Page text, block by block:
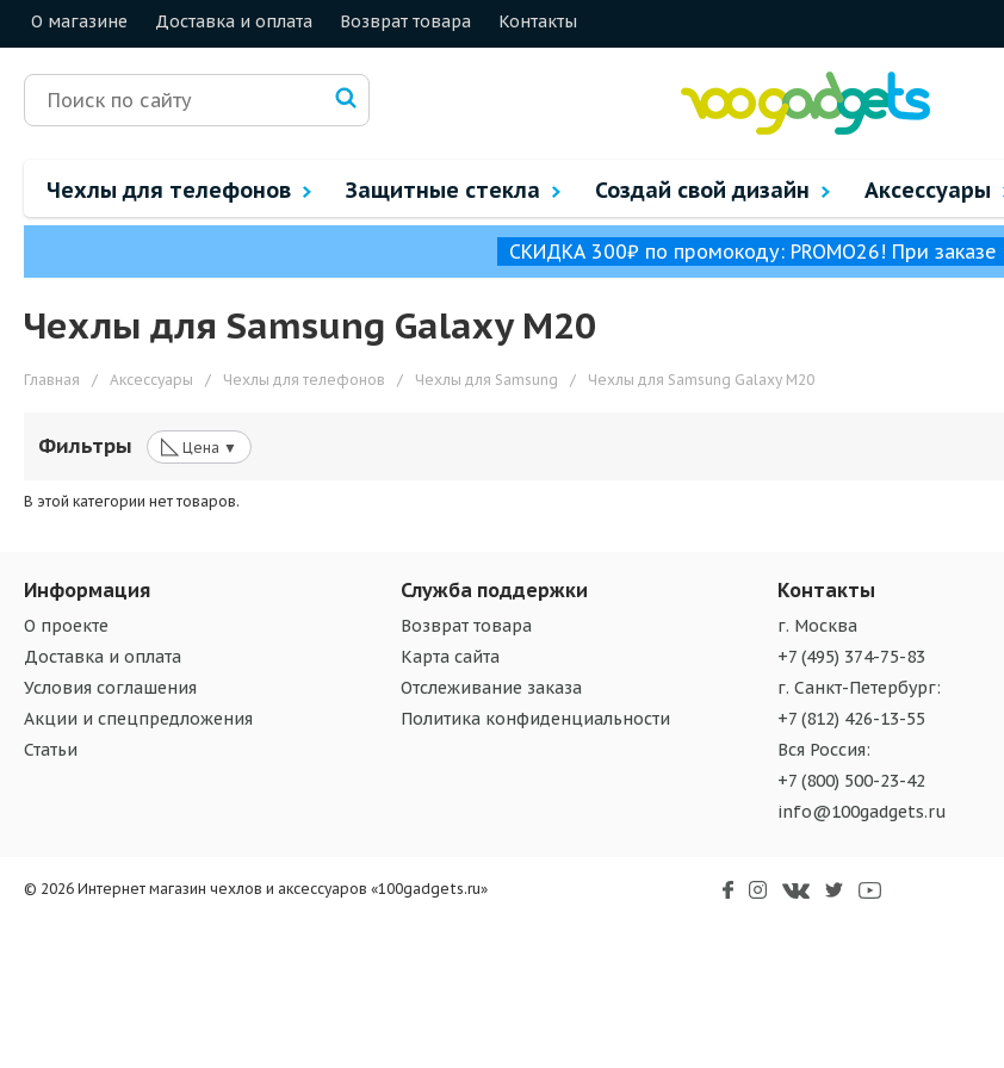
О магазине Доставка и оплата Возврат товара Контакты
Чехлы для телефонов Защитные стекла Создай свой дизайн Аксессуары
СКИДКА 300₽ по промокоду: PROMO26! При заказе
Чехлы для Samsung Galaxy M20
Главная / Аксессуары / Чехлы для телефонов / Чехлы для Samsung / Чехлы для Samsung Galaxy M20
Фильтры ◺ Цена ▼
В этой категории нет товаров.
Информация
О проекте
Доставка и оплата
Условия соглашения
Акции и спецпредложения
Статьи
Служба поддержки
Возврат товара
Карта сайта
Отслеживание заказа
Политика конфиденциальности
Контакты
г. Москва
+7 (495) 374-75-83
г. Санкт-Петербург:
+7 (812) 426-13-55
Вся Россия:
+7 (800) 500-23-42
info@100gadgets.ru
© 2026 Интернет магазин чехлов и аксессуаров «100gadgets.ru»